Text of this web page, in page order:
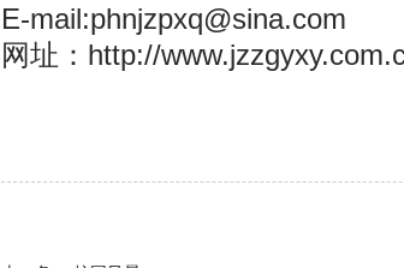
E-mail:phnjzpxq@sina.com
网址：http://